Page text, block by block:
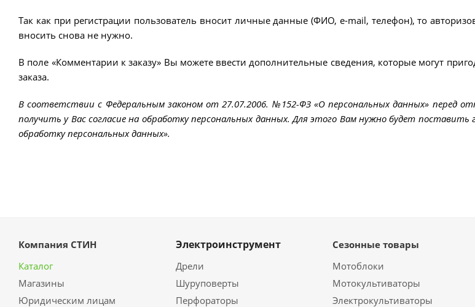
Так как при регистрации пользователь вносит личные данные (ФИО, e-mail, телефон), то
вносить снова не нужно.
В поле «Комментарии к заказу» Вы можете ввести дополнительные сведения, которые могут
заказа.
В соответствии с Федеральным законом от 27.07.2006. №152-ФЗ «О персональных данных» перед
получить у Вас согласие на обработку персональных данных. Для этого Вам нужно будет поставить
обработку персональных данных».
Компания СТИН
Каталог
Магазины
Юридическим лицам
Электроинструмент
Дрели
Шуруповерты
Перфораторы
Сезонные товары
Мотоблоки
Мотокультиваторы
Электрокультиваторы